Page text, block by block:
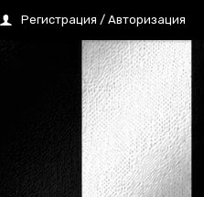
Регистрация / Авторизация